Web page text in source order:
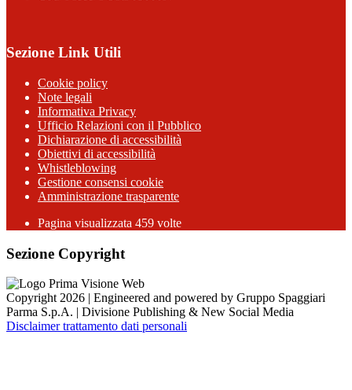
Sezione Link Utili
Cookie policy
Note legali
Informativa Privacy
Ufficio Relazioni con il Pubblico
Dichiarazione di accessibilità
Obiettivi di accessibilità
Whistleblowing
Gestione consensi cookie
Amministrazione trasparente
Pagina visualizzata 459 volte
Sezione Copyright
Copyright 2026 | Engineered and powered by Gruppo Spaggiari
Parma S.p.A. | Divisione Publishing & New Social Media
Disclaimer trattamento dati personali